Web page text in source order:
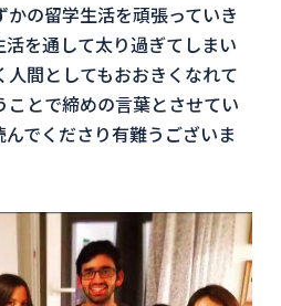
の留学生活を頑張っていき
を通して太り過ぎてしまい
人間としてもおおきくなれて
とで締めの言葉とさせてい
でくださり有難うございま